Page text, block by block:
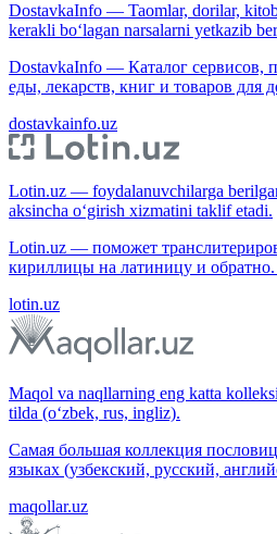
DostavkaInfo — Taomlar, dorilar,
kerakli bo‘lagan narsalarni yetkazib
DostavkaInfo — Каталог сервисов,
еды, лекарств, книг и товаров для
dostavkainfo.uz
Lotin.uz — foydalanuvchilarga
aksincha o‘girish xizmatini taklif etadi.
Lotin.uz — поможет
кириллицы на латиницу и
lotin.uz
Maqol va naqllarning eng katta
tilda (o‘zbek, rus, ingliz).
Самая большая коллекция
языках (узбекский, русский,
maqollar.uz